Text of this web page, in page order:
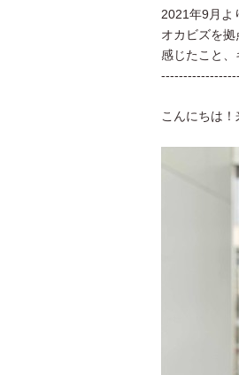
2021年9月よ
オカビズを拠
感じたこと、
こんにちは